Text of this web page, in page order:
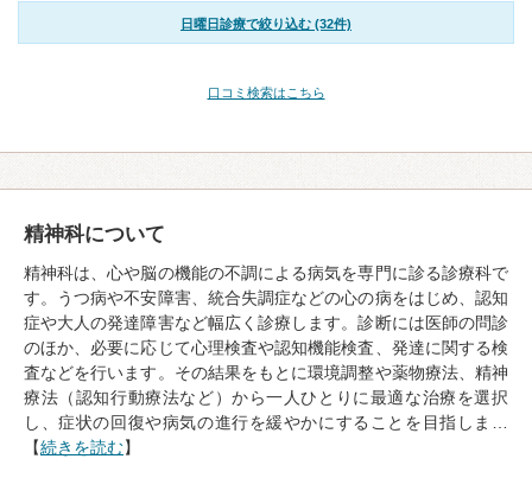
日曜日診療で絞り込む (32件)
口コミ検索はこちら
精神科について
精神科は、心や脳の機能の不調による病気を専門に診る診療科で
す。うつ病や不安障害、統合失調症などの心の病をはじめ、認知
症や大人の発達障害など幅広く診療します。診断には医師の問診
のほか、必要に応じて心理検査や認知機能検査、発達に関する検
査などを行います。その結果をもとに環境調整や薬物療法、精神
療法（認知行動療法など）から一人ひとりに最適な治療を選択
し、症状の回復や病気の進行を緩やかにすることを目指しま…
【続きを読む】